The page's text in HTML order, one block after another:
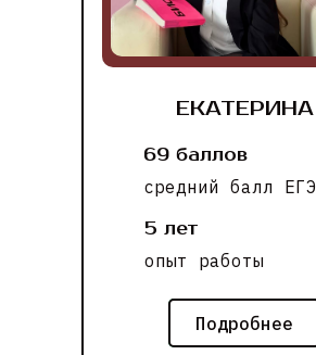
Подробнее
69 баллов
средний балл ЕГЭ
опыт работы
ЕКАТЕРИНА
5 лет